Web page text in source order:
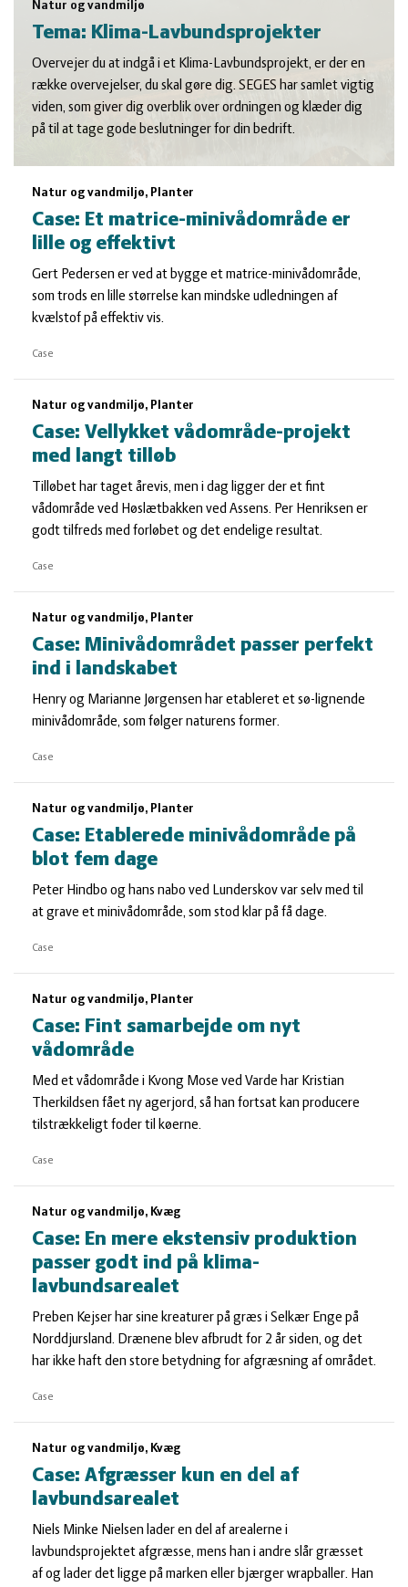
Natur og vandmiljø
Tema: Klima-Lavbundsprojekter
Overvejer du at indgå i et Klima-Lavbundsprojekt, er der en
række overvejelser, du skal gøre dig. SEGES har samlet vigtig
viden, som giver dig overblik over ordningen og klæder dig
på til at tage gode beslutninger for din bedrift.
Natur og vandmiljø, Planter
Case: Et matrice-minivådområde er
lille og effektivt
Gert Pedersen er ved at bygge et matrice-minivådområde,
som trods en lille størrelse kan mindske udledningen af
kvælstof på effektiv vis.
Case
Natur og vandmiljø, Planter
Case: Vellykket vådområde-projekt
med langt tilløb
Tilløbet har taget årevis, men i dag ligger der et fint
vådområde ved Høslætbakken ved Assens. Per Henriksen er
godt tilfreds med forløbet og det endelige resultat.
Case
Natur og vandmiljø, Planter
Case: Minivådområdet passer perfekt
ind i landskabet
Henry og Marianne Jørgensen har etableret et sø-lignende
minivådområde, som følger naturens former.
Case
Natur og vandmiljø, Planter
Case: Etablerede minivådområde på
blot fem dage
Peter Hindbo og hans nabo ved Lunderskov var selv med til
at grave et minivådområde, som stod klar på få dage.
Case
Natur og vandmiljø, Planter
Case: Fint samarbejde om nyt
vådområde
Med et vådområde i Kvong Mose ved Varde har Kristian
Therkildsen fået ny agerjord, så han fortsat kan producere
tilstrækkeligt foder til køerne.
Case
Natur og vandmiljø, Kvæg
Case: En mere ekstensiv produktion
passer godt ind på klima-
lavbundsarealet
Preben Kejser har sine kreaturer på græs i Selkær Enge på
Norddjursland. Drænene blev afbrudt for 2 år siden, og det
har ikke haft den store betydning for afgræsning af området.
Case
Natur og vandmiljø, Kvæg
Case: Afgræsser kun en del af
lavbundsarealet
Niels Minke Nielsen lader en del af arealerne i
lavbundsprojektet afgræsse, mens han i andre slår græsset
af og lader det ligge på marken eller bjærger wrapballer. Han